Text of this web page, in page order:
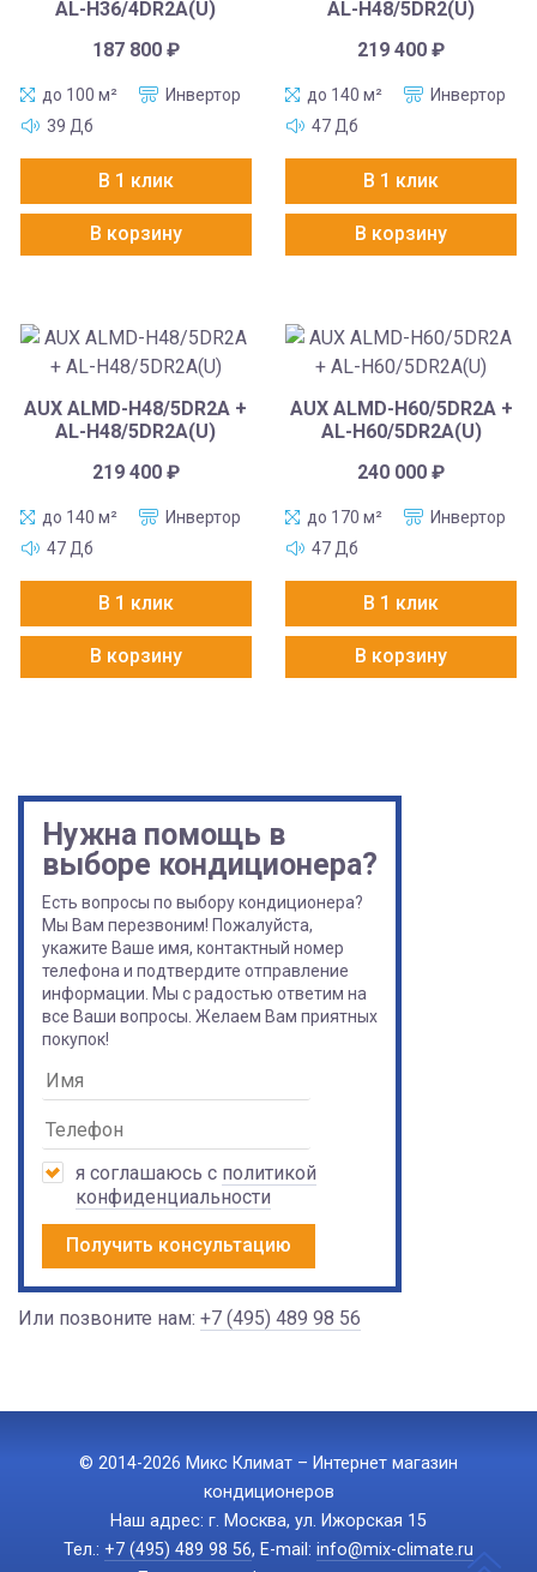
AL-H36/4DR2A(U)
187 800 ₽
до 100 м²
Инвертор
39 Дб
В 1 клик
В корзину
AL-H48/5DR2(U)
219 400₽
до 140 м²
Инвертор
47 Дб
В 1 клик
В корзину
AUX ALMD-H48/5DR2A +
AL-H48/5DR2A(U)
219 400 ₽
до 140 м²
Инвертор
47 Дб
В 1 клик
В корзину
AUX ALMD-H60/5DR2A +
AL-H60/5DR2A(U)
240 000₽
до 170 м²
Инвертор
47 Дб
В 1 клик
В корзину
Нужна помощь в
выборе кондиционера?
Есть вопросы по выбору кондиционера?
Мы Вам перезвоним! Пожалуйста,
укажите Ваше имя, контактный номер
телефона и подтвердите отправление
информации. Мы с радостью ответим на
все Ваши вопросы. Желаем Вам приятных
покупок!
я соглашаюсь с политикой
конфиденциальности
Получить консультацию
Или позвоните нам: +7 (495) 489 98 56
© 2014-2026 Микс Климат – Интернет магазин
кондиционеров
Наш адрес: г. Москва, ул. Ижорская 15
Тел.: +7 (495) 489 98 56, E-mail: info@mix-climate.ru